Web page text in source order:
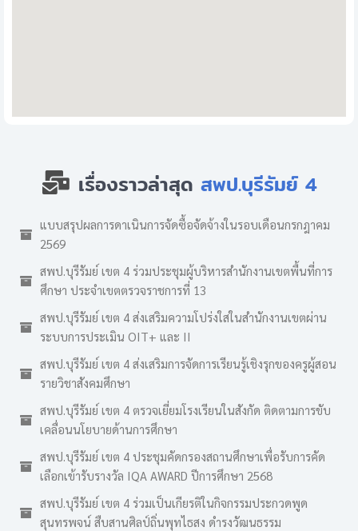
เรื่องราวล่าสุด สพป.บุรีรัมย์ 4
แบบสรุปผลการดาเนินการจัดซื้อจัดจ้างในรอบเดือนกรกฎาคม
2569
สพป.บุรีรัมย์ เขต 4 ร่วมประชุมผู้บริหารสำนักงานเขตพื้นที่การ
ศึกษา ประจำเขตตรวจราชการที่ 13
สพป.บุรีรัมย์ เขต 4 ส่งเสริมความโปร่งใสในสำนักงานเขตผ่าน
ระบบการประเมิน OIT+ และ II
สพป.บุรีรัมย์ เขต 4 ส่งเสริมการจัดการเรียนรู้เชิงรุกของครูผู้สอน
รายวิชาสังคมศึกษา
สพป.บุรีรัมย์ เขต 4 ตรวจเยี่ยมโรงเรียนในสังกัด ติดตามการขับ
เคลื่อนนโยบายด้านการศึกษา
สพป.บุรีรัมย์ เขต 4 ประชุมคัดกรองสถานศึกษาเพื่อรับการคัด
เลือกเข้ารับรางวัล IQA AWARD ปีการศึกษา 2568
สพป.บุรีรัมย์ เขต 4 ร่วมเป็นเกียรติในกิจกรรมประกวดพูด
สุนทรพจน์ สืบสานศิลป์ถิ่นพุทไธสง ดำรงวัฒนธรรม